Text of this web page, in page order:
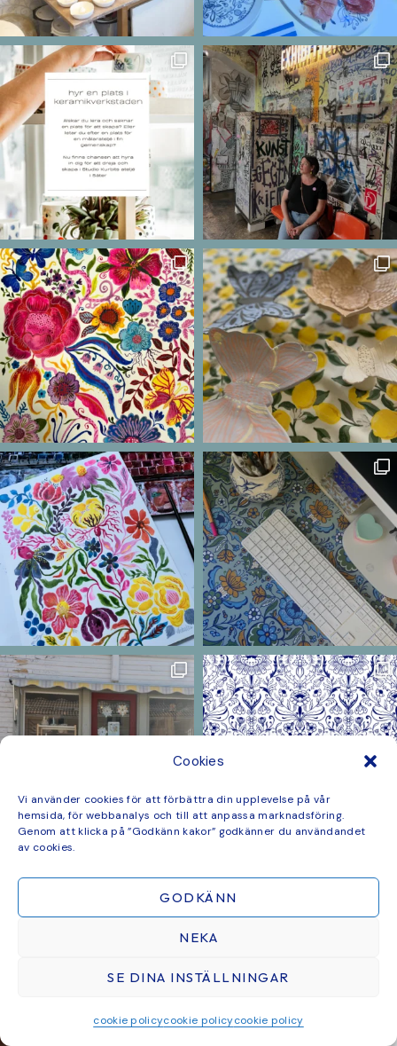
Cookies
Vi använder cookies för att förbättra din upplevelse på vår
hemsida, för webbanalys och till att anpassa marknadsföring.
Genom att klicka på ”Godkänn kakor” godkänner du användandet
av cookies.
GODKÄNN
NEKA
SE DINA INSTÄLLNINGAR
cookie policycookie policycookie policy